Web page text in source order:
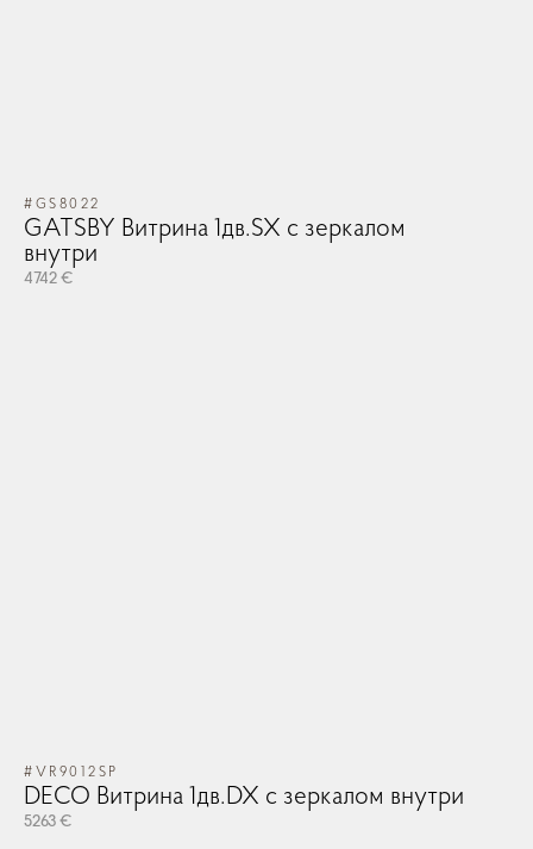
#GS8022
GATSBY Витрина 1дв.SX с зеркалом
внутри
4742 €
#VR9012SP
DECO Витрина 1дв.DX с зеркалом внутри
5263 €